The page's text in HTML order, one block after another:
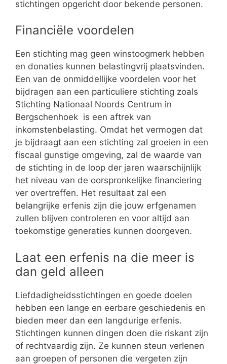
stichtingen opgericht door bekende personen.
Financiële voordelen
Een stichting mag geen winstoogmerk hebben
en donaties kunnen belastingvrij plaatsvinden.
Een van de onmiddellijke voordelen voor het
bijdragen aan een particuliere stichting zoals
Stichting Nationaal Noords Centrum in
Bergschenhoek is een aftrek van
inkomstenbelasting. Omdat het vermogen dat
je bijdraagt aan een stichting zal groeien in een
fiscaal gunstige omgeving, zal de waarde van
de stichting in de loop der jaren waarschijnlijk
het niveau van de oorspronkelijke financiering
ver overtreffen. Het resultaat zal een
belangrijke erfenis zijn die jouw erfgenamen
zullen blijven controleren en voor altijd aan
toekomstige generaties kunnen doorgeven.
Laat een erfenis na die meer is
dan geld alleen
Liefdadigheidsstichtingen en goede doelen
hebben een lange en eerbare geschiedenis en
bieden meer dan een langdurige erfenis.
Stichtingen kunnen dingen doen die riskant zijn
of rechtvaardig zijn. Ze kunnen steun verlenen
aan groepen of personen die vergeten zijn